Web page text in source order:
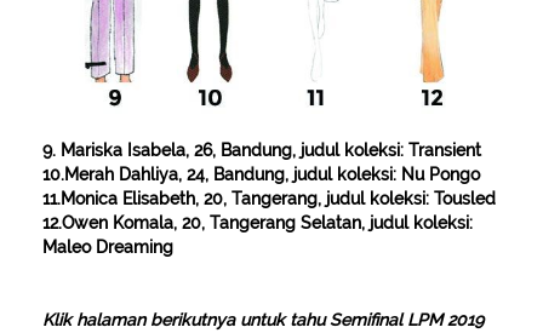
9. Mariska Isabela, 26, Bandung, judul koleksi: Transient
10.Merah Dahliya, 24, Bandung, judul koleksi: Nu Pongo
11.Monica Elisabeth, 20, Tangerang, judul koleksi: Tousled
12.Owen Komala, 20, Tangerang Selatan, judul koleksi:
Maleo Dreaming
Klik halaman berikutnya untuk tahu Semifinal LPM 2019